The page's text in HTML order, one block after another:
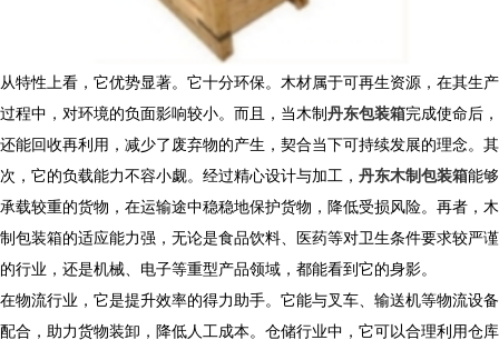
从特性上看，它优势显著。它十分环保。木材属于可再生资源，在其生产
过程中，对环境的负面影响较小。而且，当木制丹东包装箱完成使命后，
还能回收再利用，减少了废弃物的产生，契合当下可持续发展的理念。其
次，它的负载能力不容小觑。经过精心设计与加工， 丹东木制包装箱能够
承载较重的货物，在运输途中稳稳地保护货物，降低受损风险。再者，木
制包装箱的适应能力强，无论是食品饮料、医药等对卫生条件要求较严谨
的行业，还是机械、电子等重型产品领域，都能看到它的身影。
​ 在物流行业，它是提升效率的得力助手。它能与叉车、输送机等物流设备
配合，助力货物装卸，降低人工成本。仓储行业中，它可以合理利用仓库